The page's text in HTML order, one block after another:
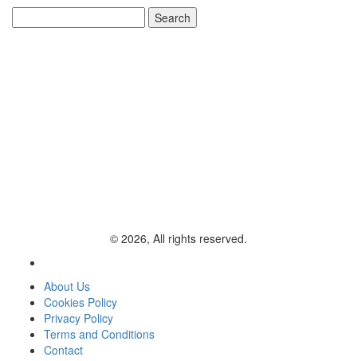
for:
© 2026, All rights reserved.
About Us
Cookies Policy
Privacy Policy
Terms and Conditions
Contact